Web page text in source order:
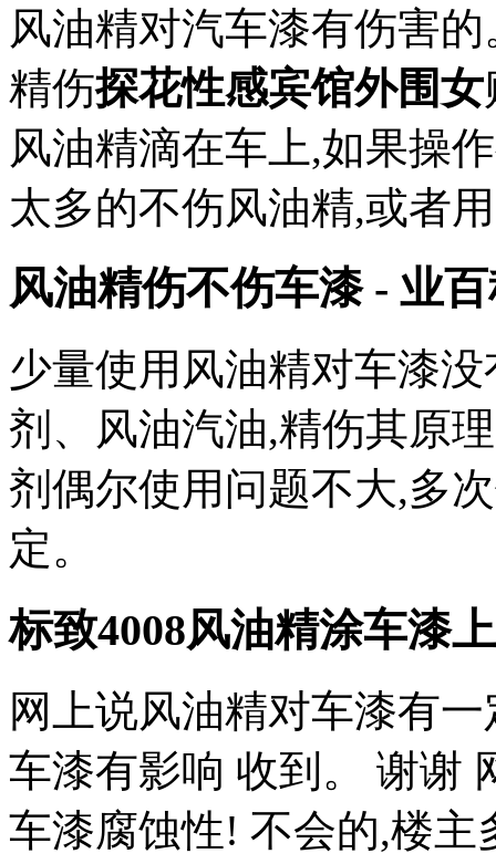
风油精对汽车漆有伤害
精伤探花性感宾馆外围女
风油精滴在车上,如果操
太多的不伤风油精,或者
风油精伤不伤车漆 - 业
少量使用风油精对车漆
剂、风油汽油,精伤其原
剂偶尔使用问题不大,多
定。
标致4008风油精涂车漆
网上说风油精对车漆有
车漆有影响 收到。 谢谢
车漆腐蚀性! 不会的,楼